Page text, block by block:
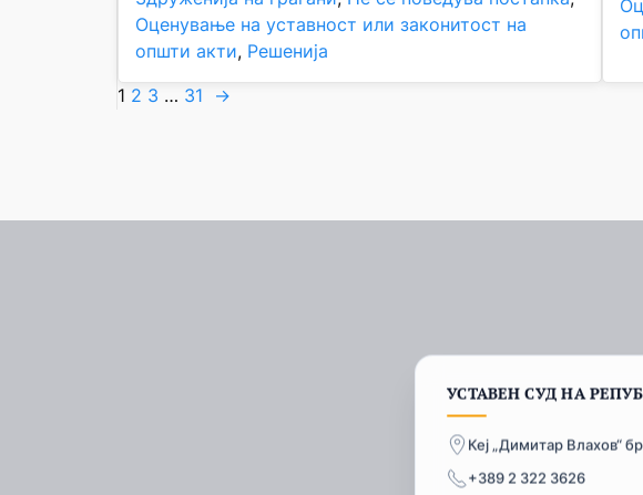
Оценување на уставност или законитост на
општи акти, Решенија
1 2 3 … 31 →
УСТАВЕН СУД НА
Кеј „Димитар Влахов“
+389 2 322 3626